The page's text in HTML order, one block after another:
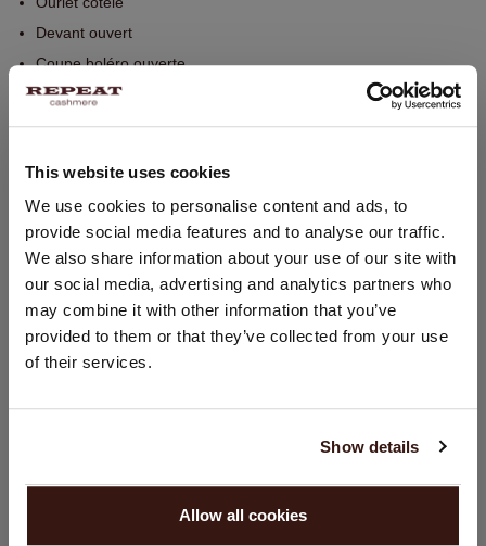
This website uses cookies
We use cookies to personalise content and ads, to
provide social media features and to analyse our traffic.
We also share information about your use of our site with
our social media, advertising and analytics partners who
may combine it with other information that you’ve
provided to them or that they’ve collected from your use
of their services.
Show details
Allow all cookies
Devant ouvert
Coupe boléro ouverte
Coupe décontractée
Corps tricoté en une seule pièce
TAILLE & COUPE
ENTRETIEN
VOUS ALLEZ ADORER ÇA
CHANGER DE PAYS
Vous visitez Repeat cashmere depuis Pays - Bas (€).
Souhaitez-vous mettre à jour votre localisation ?
États-Unis ($)
CONTINUER